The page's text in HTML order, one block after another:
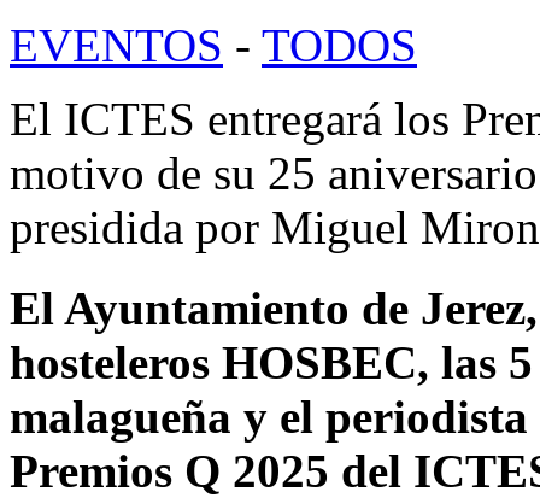
EVENTOS - TODOS
El ICTES entregará los
motivo de su 25
presidida por Miguel
El Ayuntamiento de
hosteleros HOSBEC, las
malagueña y el
Premios Q 2025 del